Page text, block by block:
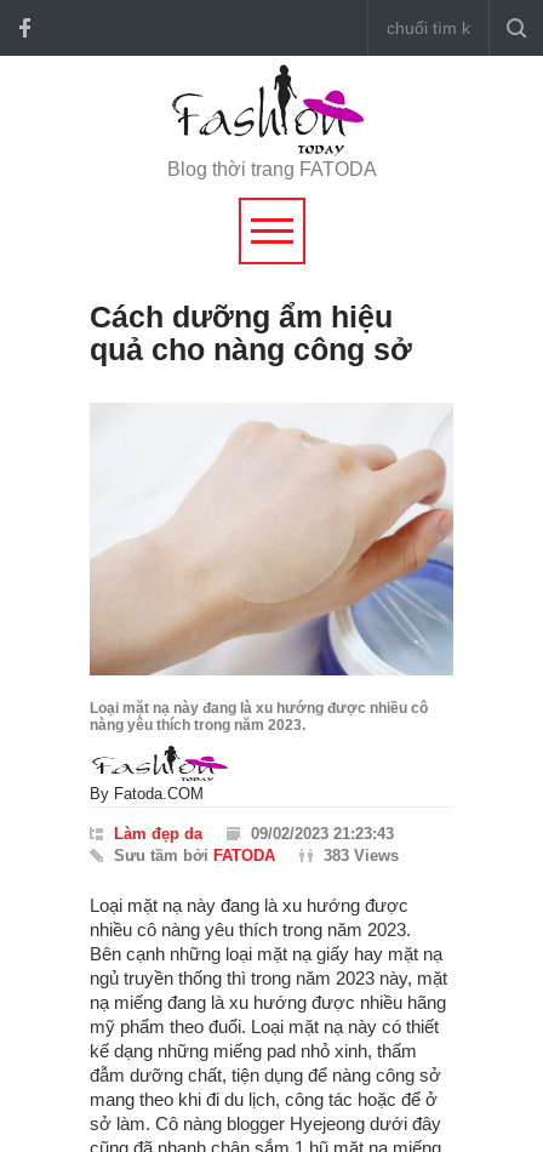
Blog thời trang FATODA
Cách dưỡng ẩm hiệu
quả cho nàng công sở
Loại mặt nạ này đang là xu hướng được nhiều cô
nàng yêu thích trong năm 2023.
By Fatoda.COM
Làm đẹp da
09/02/2023 21:23:43
Sưu tầm bởi FATODA 383 Views
Loại mặt nạ này đang là xu hướng được
nhiều cô nàng yêu thích trong năm 2023.
Bên cạnh những loại mặt nạ giấy hay mặt nạ
ngủ truyền thống thì trong năm 2023 này, mặt
nạ miếng đang là xu hướng được nhiều hãng
mỹ phẩm theo đuổi. Loại mặt nạ này có thiết
kế dạng những miếng pad nhỏ xinh, thấm
đẫm dưỡng chất, tiện dụng để nàng công sở
mang theo khi đi du lịch, công tác hoặc để ở
sở làm. Cô nàng blogger Hyejeong dưới đây
cũng đã nhanh chân sắm 1 hũ mặt nạ miếng